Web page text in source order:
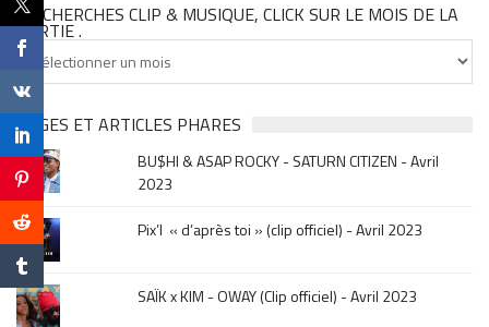
TU CHERCHES CLIP & MUSIQUE, CLICK SUR LE MOIS DE LA
SORTIE .
Tu
cherches
clip
&
musique,
click
sur
le
mois
de
la
sortie
PAGES ET ARTICLES PHARES
BU$HI & ASAP ROCKY - SATURN CITIZEN - Avril
2023
Pix’l « d’après toi » (clip officiel) - Avril 2023
SAÏK x KIM - OWAY (Clip officiel) - Avril 2023